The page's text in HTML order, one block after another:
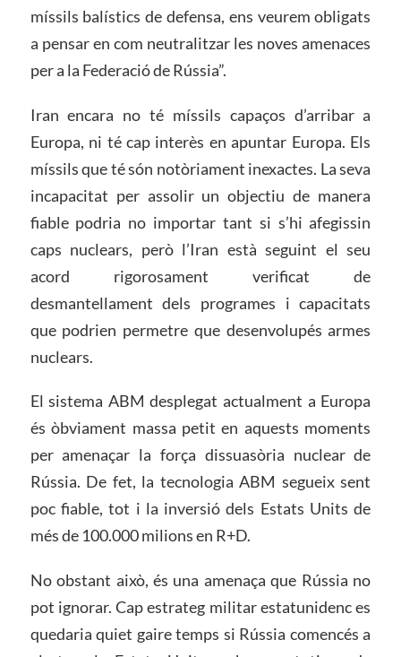
míssils balístics de defensa, ens veurem obligats
a pensar en com neutralitzar les noves amenaces
per a la Federació de Rússia”.
Iran encara no té míssils capaços d’arribar a
Europa, ni té cap interès en apuntar Europa. Els
míssils que té són notòriament inexactes. La seva
incapacitat per assolir un objectiu de manera
fiable podria no importar tant si s’hi afegissin
caps nuclears, però l’Iran està seguint el seu
acord rigorosament verificat de
desmantellament dels programes i capacitats
que podrien permetre que desenvolupés armes
nuclears.
El sistema ABM desplegat actualment a Europa
és òbviament massa petit en aquests moments
per amenaçar la força dissuasòria nuclear de
Rússia. De fet, la tecnologia ABM segueix sent
poc fiable, tot i la inversió dels Estats Units de
més de 100.000 milions en R+D.
No obstant això, és una amenaça que Rússia no
pot ignorar. Cap estrateg militar estatunidenc es
quedaria quiet gaire temps si Rússia comencés a